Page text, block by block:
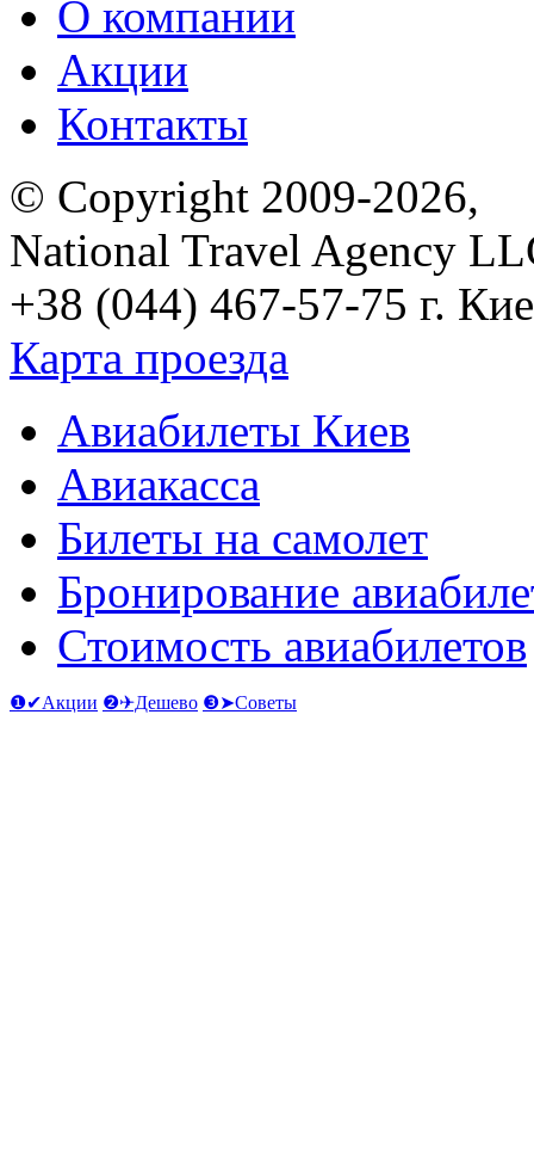
О компании
Акции
Контакты
© Copyright 2009-2026,
National Travel Agency
+38 (044) 467-57-75 г.
Карта проезда
Авиабилеты Киев
Авиакасса
Билеты на самолет
Бронирование
Стоимость авиабилетов
❶✔Акции ❷✈Дешево ❸➤Советы